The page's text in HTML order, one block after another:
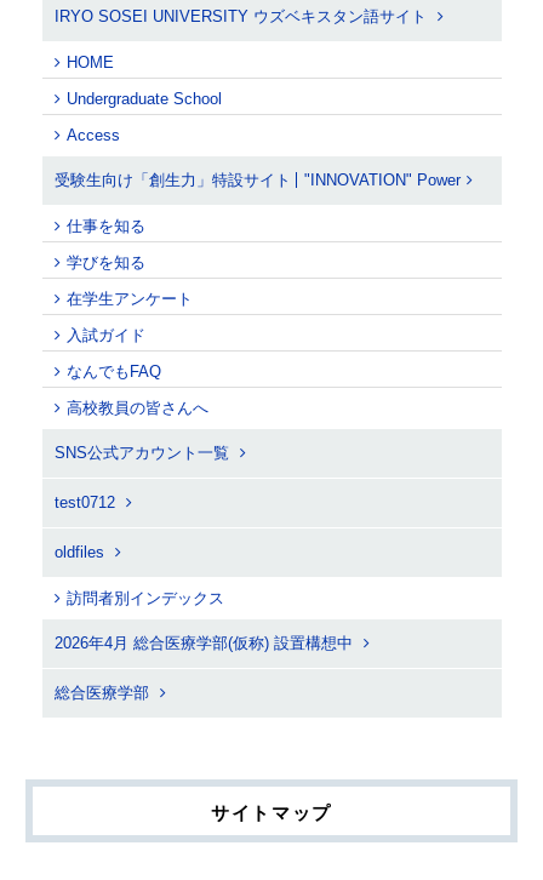
IRYO SOSEI UNIVERSITY ウズベキスタン語サイト
HOME
Undergraduate School
Access
受験生向け「創生力」特設サイト "INNOVATION" Power
仕事を知る
学びを知る
在学生アンケート
入試ガイド
なんでもFAQ
高校教員の皆さんへ
SNS公式アカウント一覧
test0712
oldfiles
訪問者別インデックス
2026年4月 総合医療学部(仮称) 設置構想中
総合医療学部
サイトマップ